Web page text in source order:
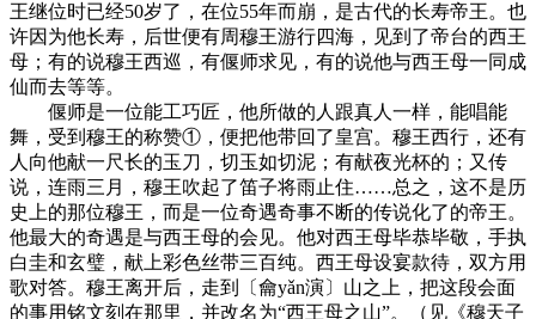
王继位时已经50岁了，在位55年而崩，是古代的长寿帝王。也
许因为他长寿，后世便有周穆王游行四海，见到了帝台的西王
母；有的说穆王西巡，有偃师求见，有的说他与西王母一同成
仙而去等等。
偃师是一位能工巧匠，他所做的人跟真人一样，能唱能
舞，受到穆王的称赞①，便把他带回了皇宫。穆王西行，还有
人向他献一尺长的玉刀，切玉如切泥；有献夜光杯的；又传
说，连雨三月，穆王吹起了笛子将雨止住……总之，这不是历
史上的那位穆王，而是一位奇遇奇事不断的传说化了的帝王。
他最大的奇遇是与西王母的会见。他对西王母毕恭毕敬，手执
白圭和玄璧，献上彩色丝带三百纯。西王母设宴款待，双方用
歌对答。穆王离开后，走到〔龠yǎn演〕山之上，把这段会面
的事用铭文刻在那里，并改名为“西王母之山”。（见《穆天子